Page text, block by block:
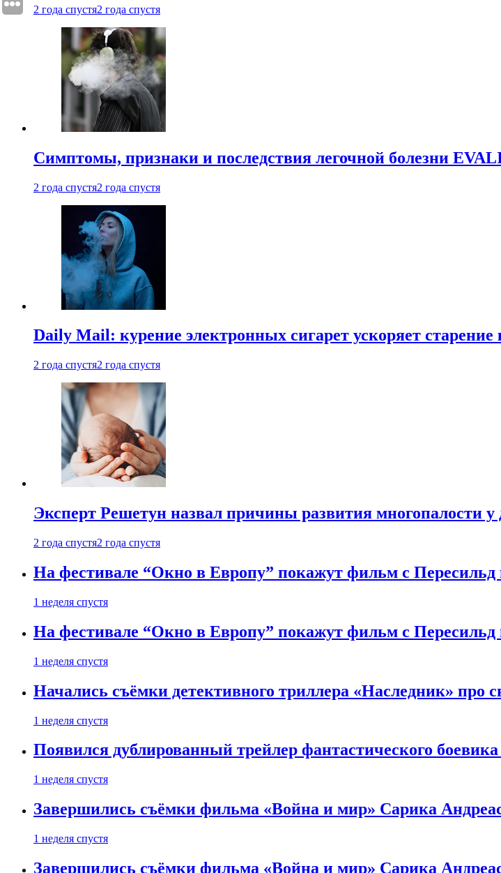
2 года спустя2 года спустя
Симптомы, признаки и последствия легочной болезни
2 года спустя2 года спустя
Daily Mail: курение электронных сигарет ускоряет старение
2 года спустя2 года спустя
Эксперт Решетун назвал причины развития многопалости у
2 года спустя2 года спустя
На фестивале “Окно в Европу” покажут фильм с Пересильд
1 неделя спустя
На фестивале “Окно в Европу” покажут фильм с Пересильд
1 неделя спустя
Начались съёмки детективного триллера «Наследник» про
1 неделя спустя
Появился дублированный трейлер фантастического
1 неделя спустя
Завершились съёмки фильма «Война и мир» Сарика
1 неделя спустя
Завершились съёмки фильма «Война и мир» Сарика